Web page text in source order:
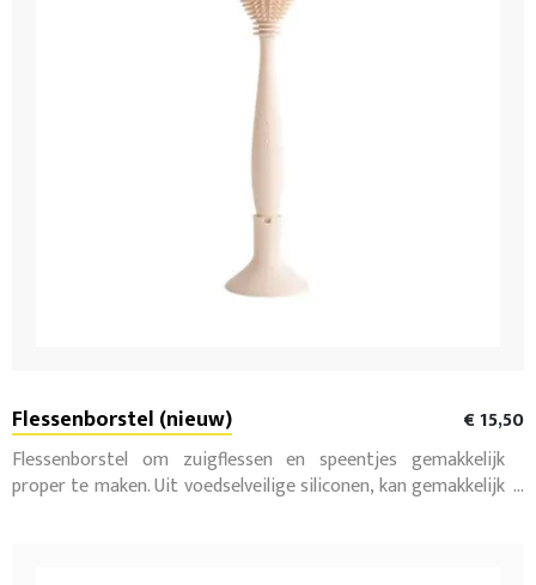
Flessenborstel (nieuw)
€ 15,50
Flessenborstel om zuigflessen en speentjes gemakkelijk
proper te maken. Uit voedselveilige siliconen, kan gemakkelijk